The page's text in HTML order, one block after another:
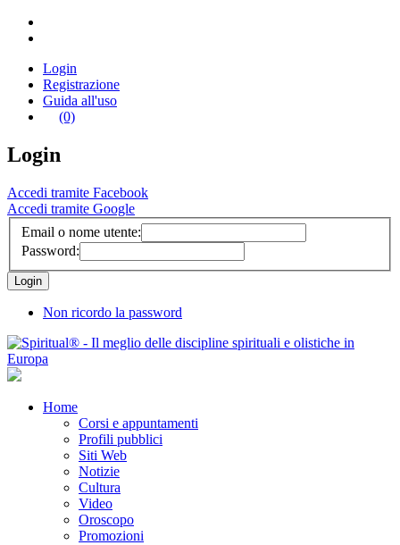
Login
Registrazione
Guida all'uso
(0)
Login
Accedi tramite Facebook
Accedi tramite Google
Email o nome utente:
Password:
Non ricordo la password
Home
Corsi e appuntamenti
Profili pubblici
Siti Web
Notizie
Cultura
Video
Oroscopo
Promozioni